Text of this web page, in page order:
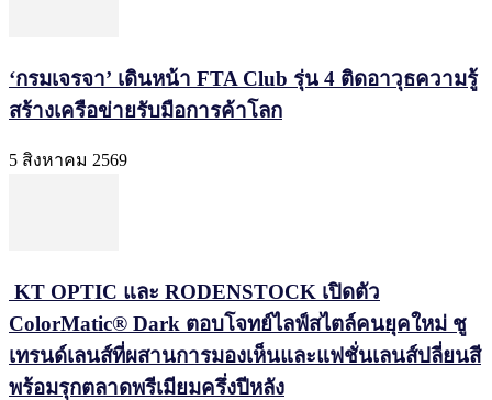
‘กรมเจรจา’ เดินหน้า FTA Club รุ่น 4 ติดอาวุธความรู้
สร้างเครือข่ายรับมือการค้าโลก
5 สิงหาคม 2569
KT OPTIC และ RODENSTOCK เปิดตัว
ColorMatic® Dark ตอบโจทย์ไลฟ์สไตล์คนยุคใหม่ ชู
เทรนด์เลนส์ที่ผสานการมองเห็นและแฟชั่นเลนส์ปลี่ยนสี
พร้อมรุกตลาดพรีเมียมครึ่งปีหลัง